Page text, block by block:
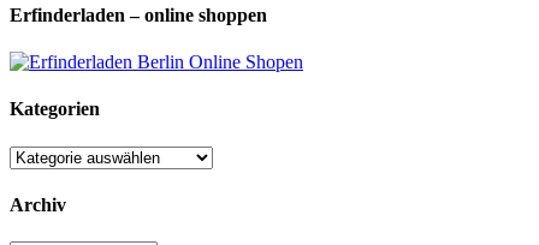
Erfinderladen – online shoppen
Kategorien
Kategorien
Archiv